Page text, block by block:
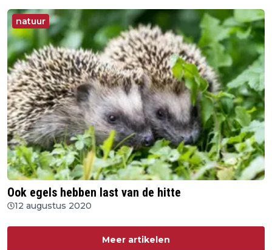
natuur
Ook egels hebben last van de hitte
12 augustus 2020
Meer artikelen